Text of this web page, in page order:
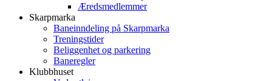
Æredsmedlemmer
Skarpmarka
Baneinndeling på Skarpmarka
Treningstider
Beliggenhet og parkering
Baneregler
Klubbhuset